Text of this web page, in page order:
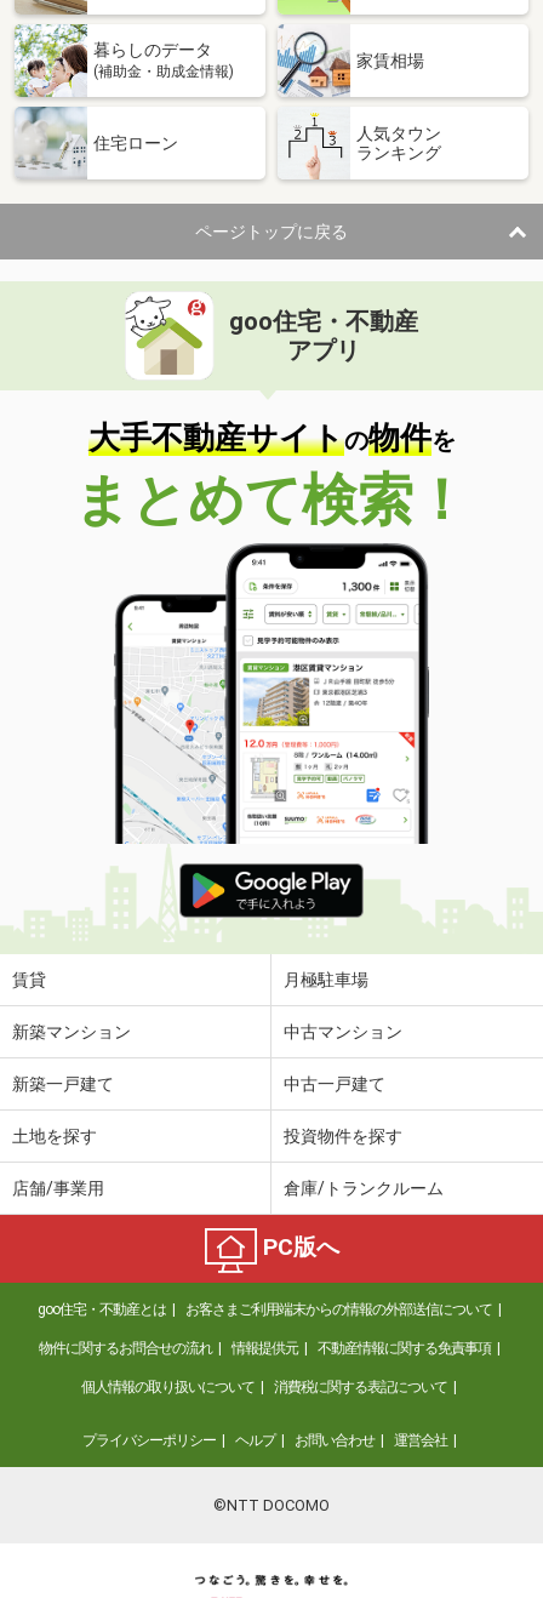
暮らしのデータ
(補助金・助成金情報)
家賃相場
住宅ローン
人気タウン
ランキング
ページトップに戻る
goo住宅・不動産
アプリ
大手不動産サイトの物件を
まとめて検索！
賃貸 月極駐車場
新築マンション 中古マンション
新築一戸建て 中古一戸建て
土地を探す 投資物件を探す
店舗/事業用 倉庫/トランクルーム
PC版へ
goo住宅・不動産とは お客さまご利用端末からの情報の外部送信について
物件に関するお問合せの流れ 情報提供元 不動産情報に関する免責事項
個人情報の取り扱いについて 消費税に関する表記について
プライバシーポリシー ヘルプ お問い合わせ 運営会社
©NTT DOCOMO